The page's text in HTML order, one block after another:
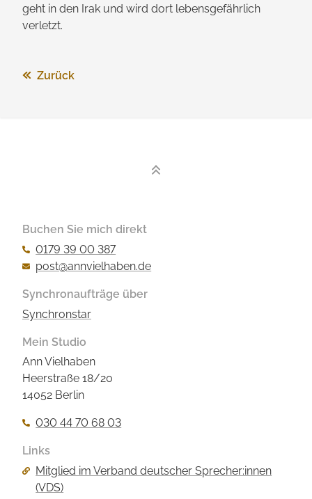
geht in den Irak und wird dort lebensgefährlich
verletzt.
Zurück
Buchen Sie mich direkt
0179 39 00 387
post@annvielhaben.de
Synchronaufträge über
Synchronstar
Mein Studio
Ann Vielhaben
Heerstraße 18/20
14052 Berlin
030 44 70 68 03
Links
Navigation
überspringen
Mitglied im Verband deutscher Sprecher:innen
(VDS)